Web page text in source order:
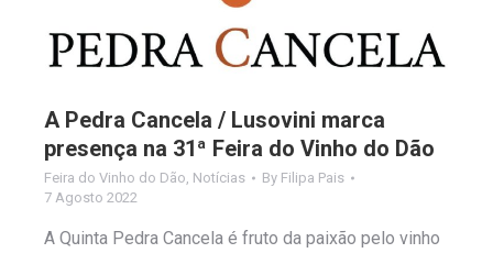
A Pedra Cancela / Lusovini marca
presença na 31ª Feira do Vinho do Dão
Feira do Vinho do Dão Notícias By Filipa Pais
7 Agosto 2022
A Quinta Pedra Cancela é fruto da paixão pelo vinho